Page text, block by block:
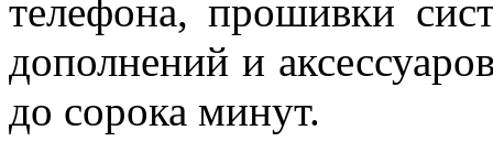
телефона, прошивки
дополнений и
до сорока минут.